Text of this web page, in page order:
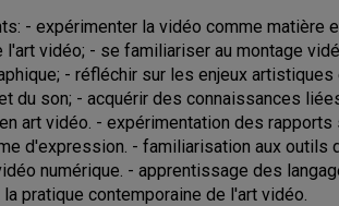
- expérimenter la vidéo comme matière
vidéo; - se familiariser au montage
- réfléchir sur les enjeux
du son; - acquérir des connaissances
art vidéo. - expérimentation des
d'expression. - familiarisation aux outils
numérique. - apprentissage des
pratique contemporaine de l'art vidéo.